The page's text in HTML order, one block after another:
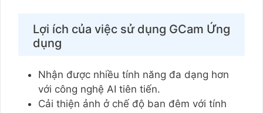
Lợi ích của việc sử dụng GCam Ứng
dụng
Nhận được nhiều tính năng đa dạng hơn
với công nghệ AI tiên tiến.
Cải thiện ảnh ở chế độ ban đêm với tính